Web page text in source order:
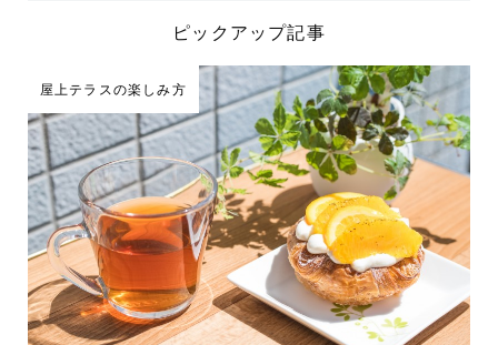
ピックアップ記事
屋上テラスの楽しみ方